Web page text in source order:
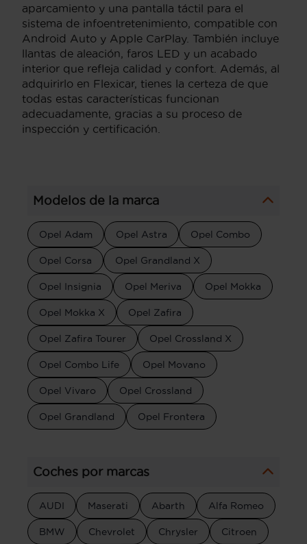
aparcamiento y una pantalla táctil para el
sistema de infoentretenimiento, compatible con
Android Auto y Apple CarPlay. También incluye
llantas de aleación, faros LED y un acabado
interior que refleja calidad y confort. Además, al
adquirirlo en Flexicar, tienes la certeza de que
todas estas características funcionan
adecuadamente, gracias a su proceso de
inspección y certificación.
Modelos de la marca
Opel Adam Opel Astra Opel Combo
Opel Corsa Opel Grandland X
Opel Insignia Opel Meriva Opel Mokka
Opel Mokka X Opel Zafira
Opel Zafira Tourer Opel Crossland X
Opel Combo Life Opel Movano
Opel Vivaro Opel Crossland
Opel Grandland Opel Frontera
Coches por marcas
AUDI Maserati Abarth Alfa Romeo
BMW Chevrolet Chrysler Citroen